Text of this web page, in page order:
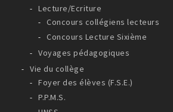
Lecture/Ecriture
Concours collégiens lecteurs
Concours Lecture Sixième
Voyages pédagogiques
Vie du collège
Foyer des élèves (F.S.E.)
P.P.M.S.